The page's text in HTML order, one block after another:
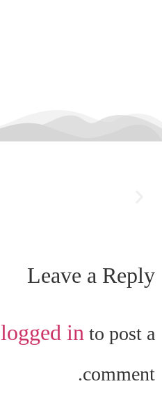
Leave a Reply
logged in to post a
comment.